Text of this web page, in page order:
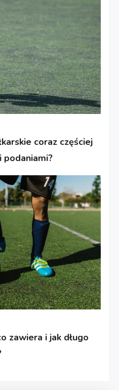
coraz częściej
podaniami?
zawiera i jak długo